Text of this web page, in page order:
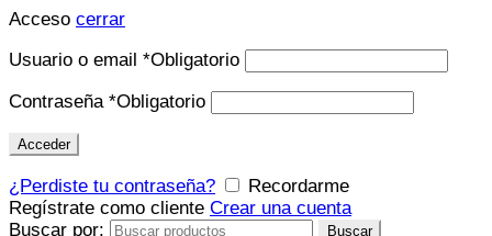
Acceso cerrar
Usuario o email *Obligatorio
Contraseña *Obligatorio
Acceder
¿Perdiste tu contraseña?
Recordarme
Regístrate como cliente Crear una cuenta
Buscar por:
Buscar